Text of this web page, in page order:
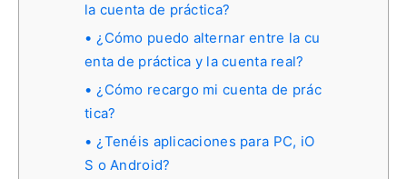
la cuenta de práctica?
¿Cómo puedo alternar entre la cu
enta de práctica y la cuenta real?
¿Cómo recargo mi cuenta de prác
tica?
¿Tenéis aplicaciones para PC, iO
S o Android?